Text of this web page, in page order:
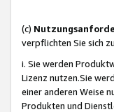
(c)
verpflichten Sie sich
i. Sie werden
Lizenz nutzen.Sie
einer anderen Weise
Produkten und